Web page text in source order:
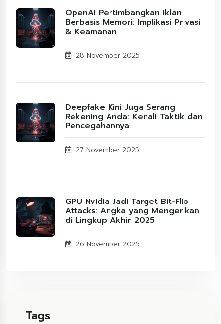
OpenAI Pertimbangkan Iklan
Berbasis Memori: Implikasi Privasi
& Keamanan
28 November 2025
Deepfake Kini Juga Serang
Rekening Anda: Kenali Taktik dan
Pencegahannya
27 November 2025
GPU Nvidia Jadi Target Bit-Flip
Attacks: Angka yang Mengerikan
di Lingkup Akhir 2025
26 November 2025
Tags